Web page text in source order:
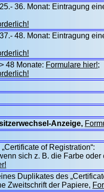
36. Monat: Eintragung
48. Monat: Eintragung
48 Monate: Formulare hier!;
Anzeige,
of Registration“:
sich z. B. die Farbe
Duplikates des
Zweitschrift der Papiere,